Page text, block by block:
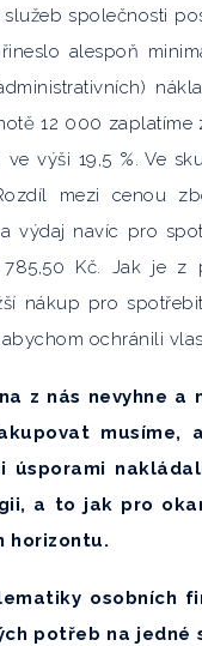
společnosti
alespoň
12 000
ve výši 19,5 %. Ve
mezi cenou
výdaj navíc pro
Kč. Jak je z
nákup pro
ochránili
z nás nevyhne
musíme,
úsporami
a to jak pro
horizontu.
osobních
potřeb na jedné